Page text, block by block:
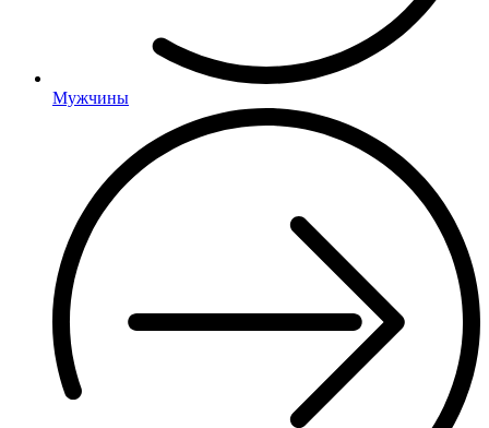
Мужчины